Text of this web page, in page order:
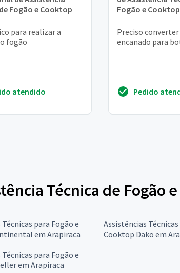
Fogão e Cooktop
para realizar a
fogão
atendido
Fogão e Cooktop
Preciso
encanado para
Pedido
Técnica de Fogão
para Fogão e
em Arapiraca
Assistências
Cooktop Dako em
para Fogão e
em Arapiraca